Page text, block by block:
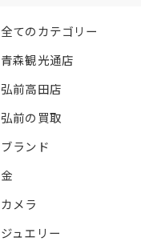
全てのカテゴリー
青森観光通店
弘前高田店
弘前の買取
ブランド
金
カメラ
ジュエリー